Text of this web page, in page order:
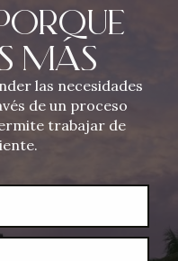
MÁS
las necesidades
de un proceso
trabajar de